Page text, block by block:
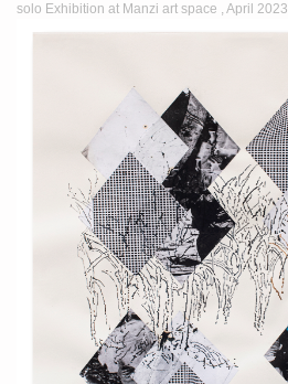
solo Exhibition at Manzi art space , April 2023